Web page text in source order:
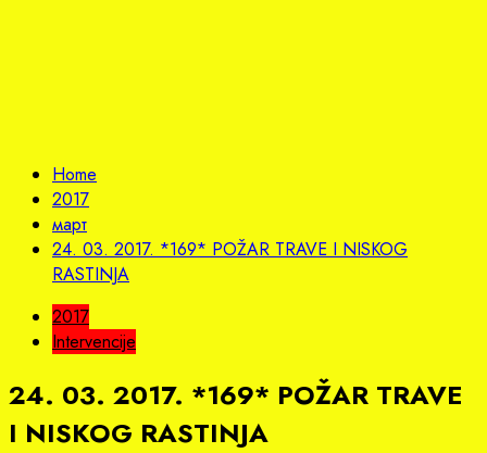
Home
2017
март
24. 03. 2017. *169* POŽAR TRAVE I NISKOG
RASTINJA
2017
Intervencije
24. 03. 2017. *169* POŽAR TRAVE
I NISKOG RASTINJA